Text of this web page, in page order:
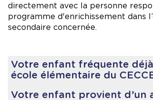
directement avec la personne
programme d'enrichissement dans
secondaire concernée.
Votre enfant fréquente
école élémentaire du
L’inscriptionau programme
Votre enfant provient d’un